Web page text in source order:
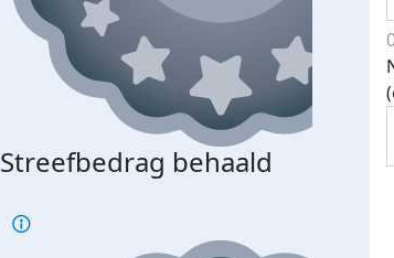
Streefbedrag behaald